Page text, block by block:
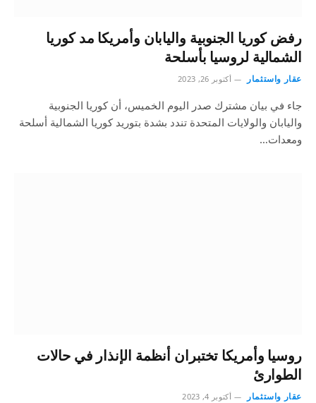
رفض كوريا الجنوبية واليابان وأمريكا مد كوريا
الشمالية لروسيا بأسلحة
عقار واستثمار أكتوبر 26, 2023
جاء في بيان مشترك صدر اليوم الخميس، أن كوريا الجنوبية
واليابان والولايات المتحدة تندد بشدة بتوريد كوريا الشمالية أسلحة
ومعدات…
روسيا وأمريكا تختبران أنظمة الإنذار في حالات
الطوارئ
عقار واستثمار أكتوبر 4, 2023